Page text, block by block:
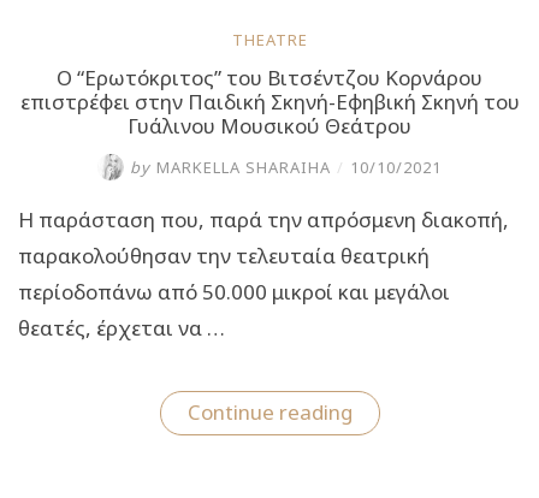
THEATRE
Ο “Ερωτόκριτος” του Βιτσέντζου Κορνάρου
επιστρέφει στην Παιδική Σκηνή-Εφηβική Σκηνή του
Γυάλινου Μουσικού Θεάτρου
by MARKELLA SHARAIHA / 10/10/2021
Η παράσταση που, παρά την απρόσμενη διακοπή,
παρακολούθησαν την τελευταία θεατρική
περίοδοπάνω από 50.000 μικροί και μεγάλοι
θεατές, έρχεται να …
Continue reading“Ο
“Ερωτόκριτος”